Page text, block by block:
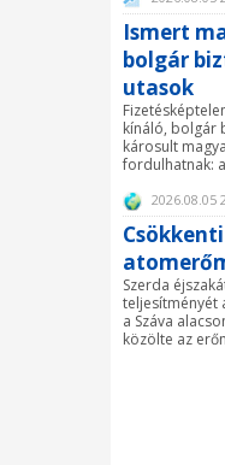
Ismert
bolgár
utasok
kínáló, bolgár
károsult
fordulhatnak:
Szerda
teljesítményét
a Száva
közölte az